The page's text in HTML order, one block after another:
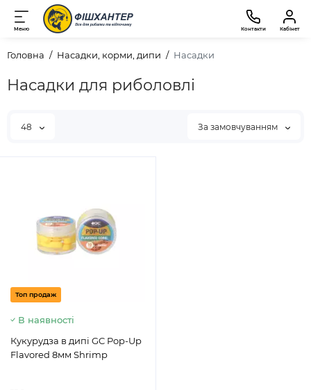
Меню Контакти Кабінет
Головна Насадки, корми, дипи Насадки
Насадки для риболовлі
48 За замовчуванням
Топ продаж
В наявності
Кукурудза в дипі GC Pop-Up
Flavored 8мм Shrimp